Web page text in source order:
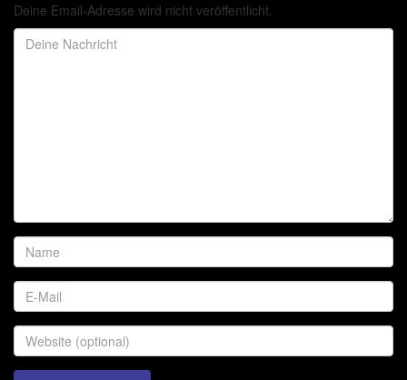
Deine Email-Adresse wird nicht veröffentlicht.